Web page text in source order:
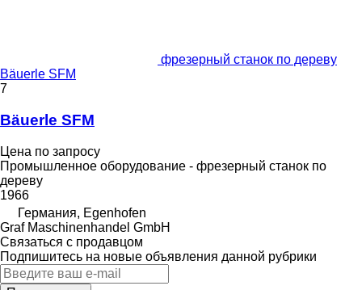
фрезерный станок по дереву
Bäuerle SFM
7
Bäuerle SFM
Цена по запросу
Промышленное оборудование - фрезерный станок по
дереву
1966
Германия, Egenhofen
Graf Maschinenhandel GmbH
Связаться с продавцом
Подпишитесь на новые объявления данной рубрики